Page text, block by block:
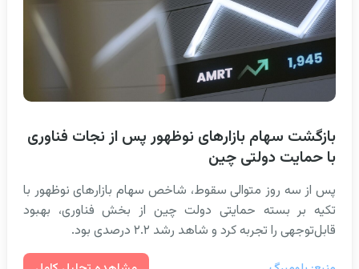
بازگشت سهام بازارهای نوظهور پس از نجات فناوری
با حمایت دولتی چین
پس از سه روز متوالی سقوط، شاخص سهام بازارهای نوظهور با
تکیه بر بسته حمایتی دولت چین از بخش فناوری، بهبود
قابل‌توجهی را تجربه کرد و شاهد رشد ۲.۲ درصدی بود.